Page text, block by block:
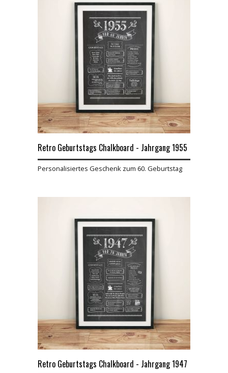
Retro Geburtstags Chalkboard - Jahrgang 1955
Personalisiertes Geschenk zum 60. Geburtstag
Retro Geburtstags Chalkboard - Jahrgang 1947